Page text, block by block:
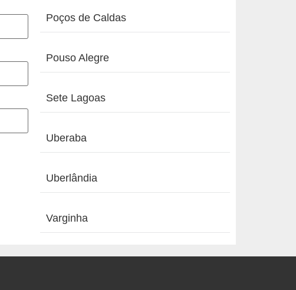
Poços de Caldas
Pouso Alegre
Sete Lagoas
Uberaba
Uberlândia
Varginha